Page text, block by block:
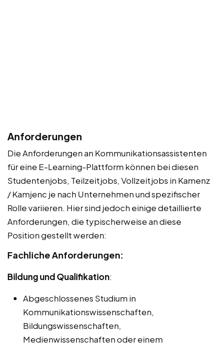
Anforderungen
Die Anforderungen an Kommunikationsassistenten
für eine E-Learning-Plattform können bei diesen
Studentenjobs, Teilzeitjobs, Vollzeitjobs in Kamenz
/ Kamjenc je nach Unternehmen und spezifischer
Rolle variieren. Hier sind jedoch einige detaillierte
Anforderungen, die typischerweise an diese
Position gestellt werden:
Fachliche Anforderungen:
Bildung und Qualifikation:
Abgeschlossenes Studium in
Kommunikationswissenschaften,
Bildungswissenschaften,
Medienwissenschaften oder einem